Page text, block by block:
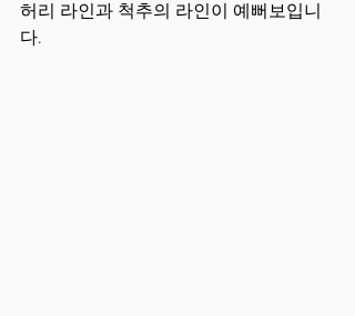
허리 라인과 척추의 라인이 예뻐보입니
다.